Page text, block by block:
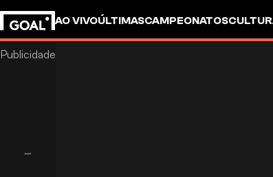
AO VIVOÚLTIMASCAMPEONATOS